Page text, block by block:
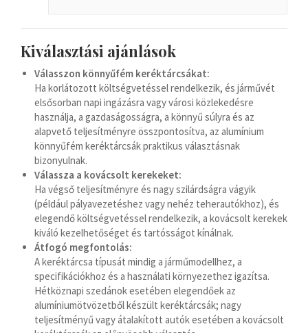
Kiválasztási ajánlások
Válasszon könnyűfém keréktárcsákat:
Ha korlátozott költségvetéssel rendelkezik, és járművét
elsősorban napi ingázásra vagy városi közlekedésre
használja, a gazdaságosságra, a könnyű súlyra és az
alapvető teljesítményre összpontosítva, az alumínium
könnyűfém keréktárcsák praktikus választásnak
bizonyulnak.
Válassza a kovácsolt kerekeket:
Ha végső teljesítményre és nagy szilárdságra vágyik
(például pályavezetéshez vagy nehéz teherautókhoz), és
elegendő költségvetéssel rendelkezik, a kovácsolt kerekek
kiváló kezelhetőséget és tartósságot kínálnak.
Átfogó megfontolás:
A keréktárcsa típusát mindig a járműmodellhez, a
specifikációkhoz és a használati környezethez igazítsa.
Hétköznapi szedánok esetében elegendőek az
alumíniumötvözetből készült keréktárcsák; nagy
teljesítményű vagy átalakított autók esetében a kovácsolt
অসমীয়া
አማርኛ
Afrikaans